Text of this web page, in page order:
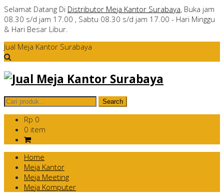
Selamat Datang Di Distributor Meja Kantor Surabaya, Buka jam
08.30 s/d jam 17.00 , Sabtu 08.30 s/d jam 17.00 - Hari Minggu
& Hari Besar Libur.
Jual Meja Kantor Surabaya
Rp 0
0 item
Home
Meja Kantor
Meja Meeting
Meja Komputer